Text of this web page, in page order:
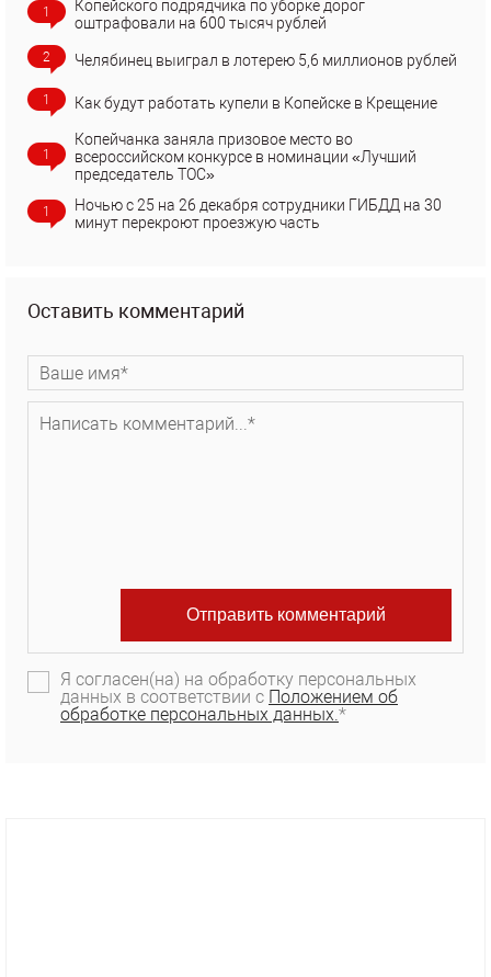
1
Копейского подрядчика по уборке дорог
оштрафовали на 600 тысяч рублей
2 Челябинец выиграл в лотерею 5,6 миллионов рублей
1 Как будут работать купели в Копейске в Крещение
1
Копейчанка заняла призовое место во
всероссийском конкурсе в номинации «Лучший
председатель ТОС»
1
Ночью с 25 на 26 декабря сотрудники ГИБДД на 30
минут перекроют проезжую часть
Оставить комментарий
Я согласен(на) на обработку персональных
данных в соответствии с Положением об
обработке персональных данных.*